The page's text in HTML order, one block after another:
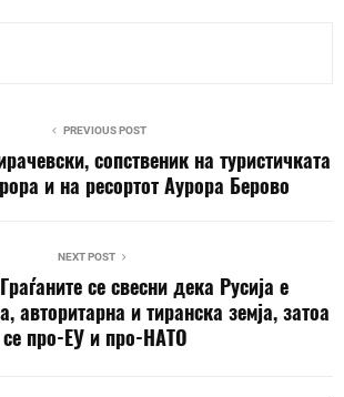
PREVIOUS POST
сопственик на туристичката
и на ресортот Аурора Берово
NEXT POST
се свесни дека Русија е
авторитарна и тиранска земја, затоа
се про-ЕУ и про-НАТО